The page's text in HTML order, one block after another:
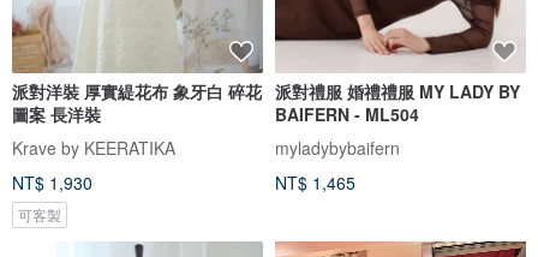
派對洋裝 厚實緹花布 象牙白 碎花
圖案 長洋裝
Krave by KEERATIKA
NT$ 1,930
可客製
派對禮服 婚禮禮服 MY LADY BY
BAIFERN - ML504
myladybybaifern
NT$ 1,465